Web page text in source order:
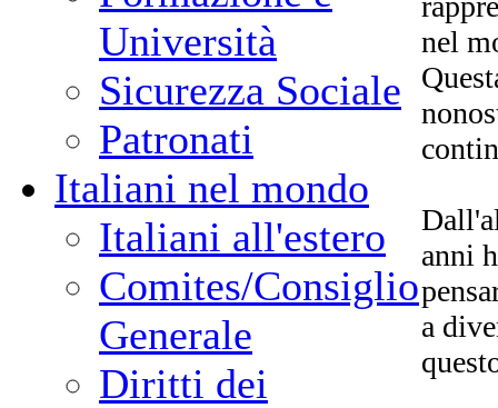
Università
Sicurezza Sociale
Patronati
Italiani nel mondo
Italiani all'estero
Comites/Consiglio
Generale
Diritti dei
nel
anni
a